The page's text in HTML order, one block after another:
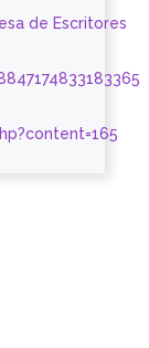
de Escritores